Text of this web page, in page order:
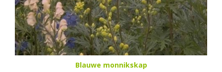
Blauwe monnikskap